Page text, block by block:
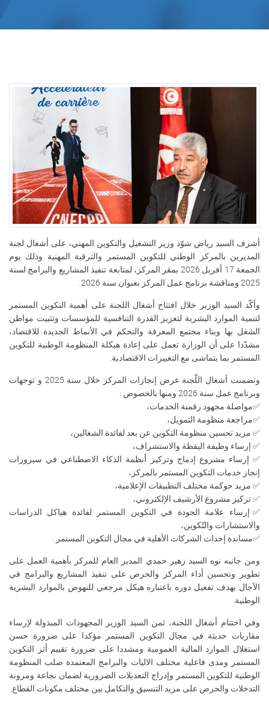
أشرف السيد رياض شوّد وزير التشغيل والتكوين المهني، على أشغال لجنة
المديرين بالمركز الوطني للتكوين المستمر والترقية المهنية وذلك يوم
الجمعة 17 أفريل 2026 بمقر المركز، لمتابعة تنفيذ المشاريع والبرامج لسنة
2025 ومناقشة برنامج عمل المركز بعنوان سنة 2026 .
وأكّد السيد الوزير خلال افتتاح أشغال اللجنة على أهمية التكوين المستمر
لتنمية الموارد البشرية لتعزيز القدرة التنافسية للمؤسسات وتثبيت مواطن
الشغل بها وبناء مجتمع المعرفة والتحكم في الأنماط الجديدة للاقتصاد،
مشدّدا على أن الوزارة تعمل على إعادة هيكلة المنظومة الوطنية للتكوين
المستمر بما يتماشى مع التغييرات الاقتصادية.
وتضمنت أشغال اللّجنة عرض إنجازات المركز خلال سنة 2025 و توجهات
وبرنامج عمل سنة 2026 ومنها بالخصوص :
✅مواصلة مجهود رقمنة الخدمات،
✅مراجعة منظومة التمويل،
✅ مزيد تحسين منظومة التكوين عن بعد لفائدة الشغالين،
✅ إرساء وظيفة اليقظة والاستشراف،
✅ إرساء مشروع إدماج وتركيز أنظمة الذكاء الاصطناعي في سيرورات
إنجاز خدمات التكوين المستمر بالمركز،
✅ مزيد حوكمة مختلف التطبيقات الإعلامية،
✅ تركيز مشروع الأرشيف الإلكتروني،
✅إرساء علامة الجودة في التكوين المستمر لفائدة هياكل الدراسات
والاستشارات والتّكوين،
✅مساندة إحداث الشركات الأهلية في مجال التكوين المستمر .
ومن جانبه نوه السيد زهير حمدي المدير العام للمركز بأهمية العمل على
تطوير وتحسين أداء المركز والحرص على تنفيذ المشاريع والبرامج في
الآجال بهدف تفعيل دوره باعتباره هيكل مرجعي للنهوض بالموارد البشرية
الوطنية.
وفي اختتام أشغال اللجنة، ثمن السيد الوزير المجهودات المبذولة لإرساء
مقاربات حديثة في مجال التكوين المستمر مؤكدا على ضرورة حسن
استغلال الموارد المالية العمومية ومشددا على ضرورة تقييم أثر التكوين
المستمر ومدى فاعلية مختلف الاليات والبرامج المعتمدة صلب المنظومة
الوطنية للتكوين المستمر وإدراج التعديلات الضرورية لضمان نجاعة ومرونة
التدخلات والحرص على مزيد التنسيق والتكامل بين مختلف مكونات القطاع.